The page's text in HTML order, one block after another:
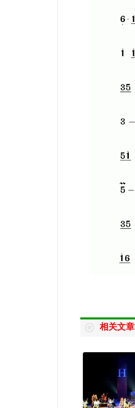
相关文章